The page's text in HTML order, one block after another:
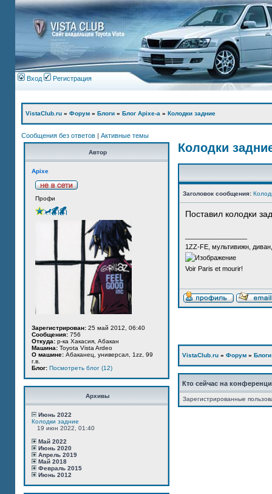
Вход Регистрация
VistaClub.ru » Форум » Блоги » Блог Apixe-а » Колодки задние
Сообщения без ответов | Активные темы
Автор
Apixe
Профи
Зарегистрирован: 25 май 2012, 06:40
Сообщения: 756
Откуда: р-ка Хакасия, Абакан
Машина: Toyota Vista Ardeo
О машине: Абаканец, универсал, 1zz, 99
г.в.
Блог: Посмотреть блог (12)
Архивы
Июнь 2022
Колодки задние
19 июн 2022, 01:40
Май 2022
Июнь 2020
Апрель 2019
Май 2018
Февраль 2015
Июнь 2012
Колодки
Заголовок сообщения:
Поставил колодки
1ZZ-FE, мультивижн,
Voir Paris et mourir!
VistaClub.ru » Форум » Блоги
Кто сейчас на
Зарегистрированные